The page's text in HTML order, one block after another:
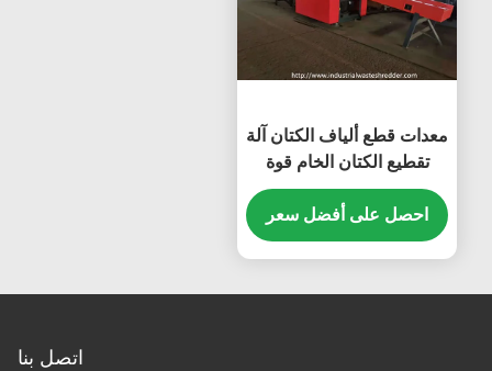
معدات قطع ألياف الكتان آلة
تقطيع الكتان الخام قوة
كبيرة
احصل على أفضل سعر
اتصل بنا